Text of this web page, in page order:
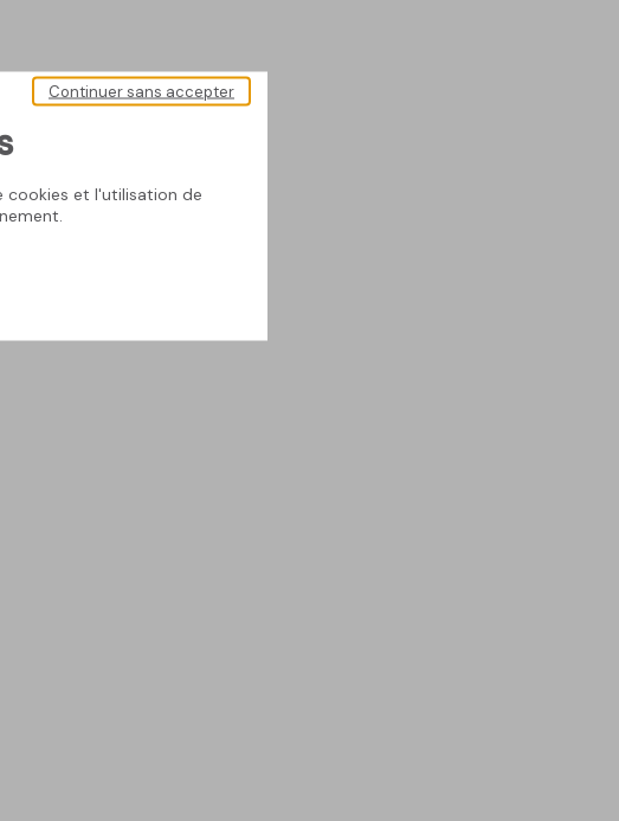
cookies et l'utilisation de
Continuer sans accepter